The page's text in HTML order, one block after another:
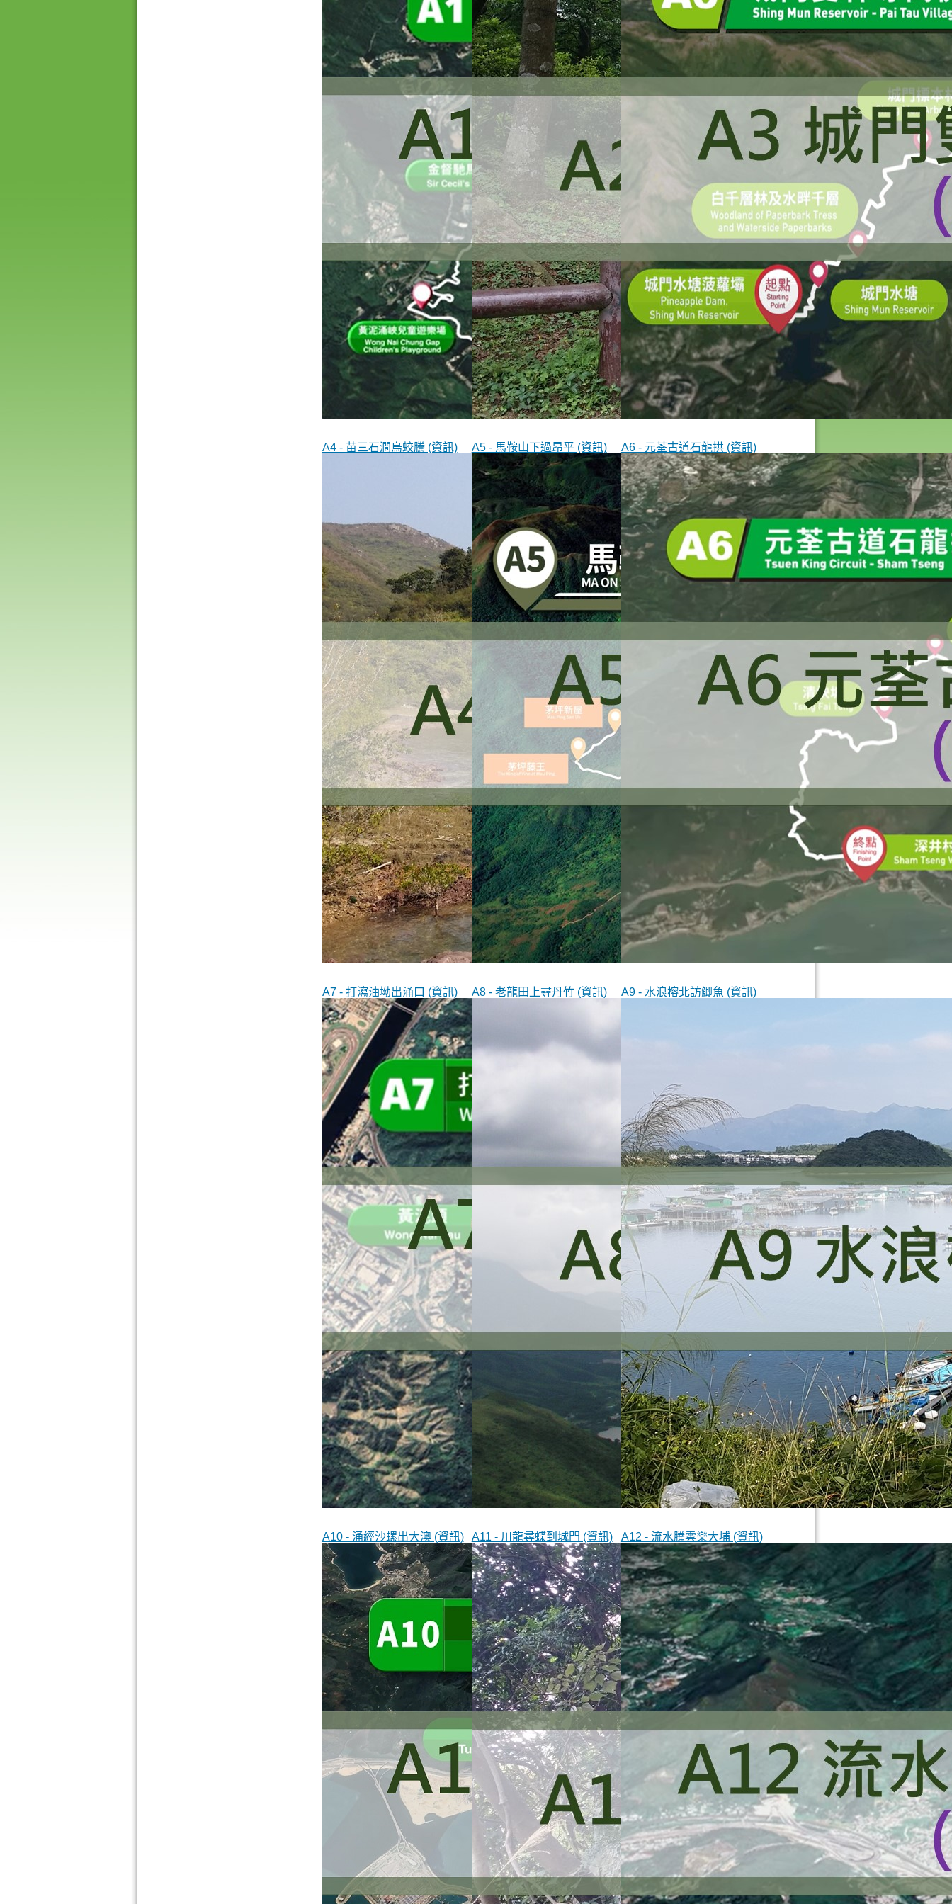
A4 - 苗三石澗烏蛟騰 (資訊) A5 - 馬鞍山下過昂平 (資訊) A6 - 元荃古道石龍拱 (資訊)
A7 - 打瀉油坳出涌口 (資訊) A8 - 老龍田上尋丹竹 (資訊) A9 - 水浪榕北訪鯽魚 (資訊)
A10 - 涌經沙螺出大澳 (資訊) A11 - 川龍尋蝶到城門 (資訊) A12 - 流水騰雲樂大埔 (資訊)